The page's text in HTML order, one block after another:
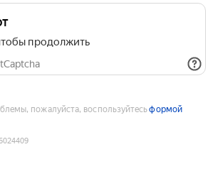
продолжить
пожалуйста, воспользуйтесьформой